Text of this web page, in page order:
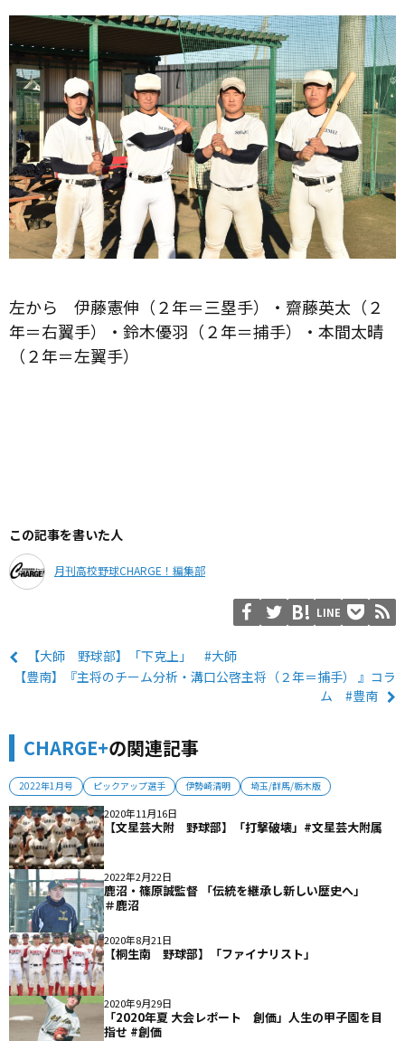
左から 伊藤憲伸（２年＝三塁手）・齋藤英太（２
年＝右翼手）・鈴木優羽（２年＝捕手）・本間太晴
（２年＝左翼手）
この記事を書いた人
月刊高校野球CHARGE！編集部
LINE
【大師 野球部】「下克上」 #大師
【豊南】『主将のチーム分析・溝口公啓主将（２年＝捕手） 』コラ
ム #豊南
CHARGE+の関連記事
2022年1月号 ピックアップ選手 伊勢崎清明 埼玉/群馬/栃木版
2020年11月16日
【文星芸大附 野球部】「打撃破壊」#文星芸大附属
2022年2月22日
鹿沼・篠原誠監督 「伝統を継承し新しい歴史へ」
＃鹿沼
2020年8月21日
【桐生南 野球部】「ファイナリスト」
2020年9月29日
「2020年夏 大会レポート 創価」人生の甲子園を目
指せ #創価